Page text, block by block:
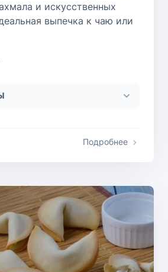
и искусственных
выпечка к чаю или
Подробнее